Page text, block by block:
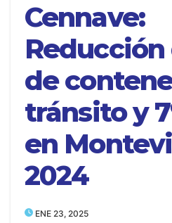
Cennave:
Reducción
de
tránsito y
en
2024
ENE 23, 2025